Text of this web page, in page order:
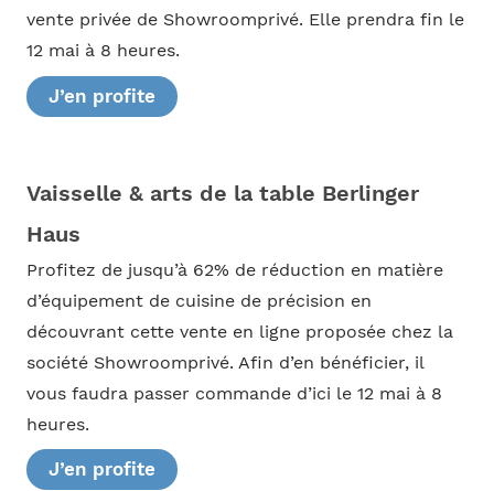
vente privée de Showroomprivé. Elle prendra fin le
12 mai à 8 heures.
J’en profite
Vaisselle & arts de la table Berlinger
Haus
Profitez de jusqu’à 62% de réduction en matière
d’équipement de cuisine de précision en
découvrant cette vente en ligne proposée chez la
société Showroomprivé. Afin d’en bénéficier, il
vous faudra passer commande d’ici le 12 mai à 8
heures.
J’en profite